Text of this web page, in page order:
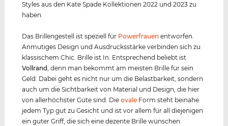
Styles aus den Kate Spade Kollektionen 2022 und 2023 zu
haben.
Das Brillengestell ist speziell für Powerfrauen entworfen.
Anmutiges Design und Ausdrucksstärke verbinden sich zu
klassischem Chic. Brille ist In. Entsprechend beliebt ist
Vollrand, denn man bekommt am meisten Brille für sein
Geld. Dabei geht es nicht nur um die Belastbarkeit, sondern
auch um die Sichtbarkeit von Material und Design, die hier
von allerhöchster Güte sind. Dieovale Form steht beinahe
jedem Typ gut zu Gesicht und ist vor allem für all diejenigen
ein guter Griff, die sich eine dezente Brille wünschen.